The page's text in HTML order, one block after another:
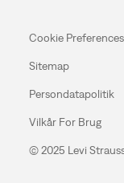
Cookie Preferences
Sitemap
Persondatapolitik
Vilkår For Brug
© 2025 Levi